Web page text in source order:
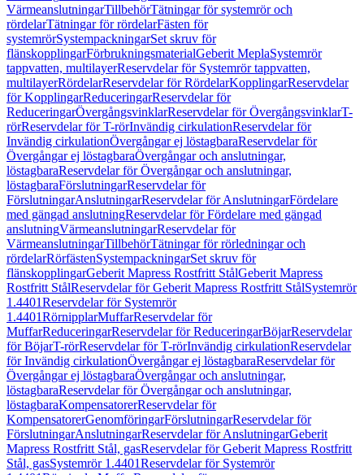
VärmeanslutningarTillbehörTätningar för systemrör och
rördelarTätningar för rördelarFästen för
systemrörSystempackningarSet skruv för
flänskopplingarFörbrukningsmaterialGeberit MeplaSystemrör
tappvatten, multilayerReservdelar för Systemrör tappvatten,
multilayerRördelarReservdelar för RördelarKopplingarReservdelar
för KopplingarReduceringarReservdelar för
ReduceringarÖvergångsvinklarReservdelar för ÖvergångsvinklarT-
rörReservdelar för T-rörInvändig cirkulationReservdelar för
Invändig cirkulationÖvergångar ej löstagbaraReservdelar för
Övergångar ej löstagbaraÖvergångar och anslutningar,
löstagbaraReservdelar för Övergångar och anslutningar,
löstagbaraFörslutningarReservdelar för
FörslutningarAnslutningarReservdelar för AnslutningarFördelare
med gängad anslutningReservdelar för Fördelare med gängad
anslutningVärmeanslutningarReservdelar för
VärmeanslutningarTillbehörTätningar för rörledningar och
rördelarRörfästenSystempackningarSet skruv för
flänskopplingarGeberit Mapress Rostfritt StålGeberit Mapress
Rostfritt StålReservdelar för Geberit Mapress Rostfritt StålSystemrör
1.4401Reservdelar för Systemrör
1.4401RörnipplarMuffarReservdelar för
MuffarReduceringarReservdelar för ReduceringarBöjarReservdelar
för BöjarT-rörReservdelar för T-rörInvändig cirkulationReservdelar
för Invändig cirkulationÖvergångar ej löstagbaraReservdelar för
Övergångar ej löstagbaraÖvergångar och anslutningar,
löstagbaraReservdelar för Övergångar och anslutningar,
löstagbaraKompensatorerReservdelar för
KompensatorerGenomföringarFörslutningarReservdelar för
FörslutningarAnslutningarReservdelar för AnslutningarGeberit
Mapress Rostfritt Stål, gasReservdelar för Geberit Mapress Rostfritt
Stål, gasSystemrör 1.4401Reservdelar för Systemrör